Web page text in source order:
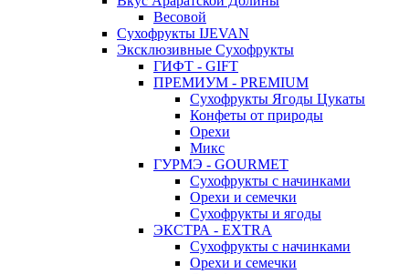
Весовой
Сухофрукты IJEVAN
Эксклюзивные Сухофрукты
ГИФТ - GIFT
ПРЕМИУМ - PREMIUM
Сухофрукты Ягоды Цукаты
Конфеты от природы
Орехи
Микс
ГУРМЭ - GOURMET
Сухофрукты с начинками
Орехи и семечки
Сухофрукты и ягоды
ЭКСТРА - EXTRA
Сухофрукты с начинками
Орехи и семечки